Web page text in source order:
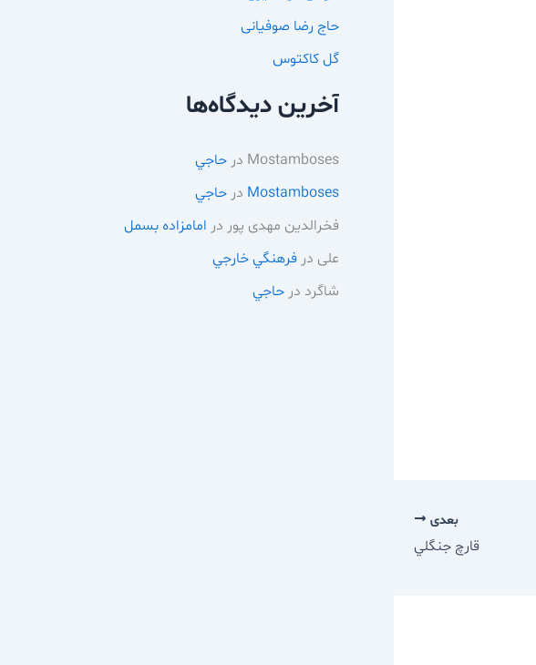
بعدی
قارچ جنگلي
حاج رضا صوفیانی
گل کاکتوس
آخرین دیدگاه‌ها
Mostamboses در حاجي
Mostamboses در حاجي
فخرالدین مهدی پور در امامزاده بسمل
علی در فرهنگي خارجي
شاگرد در حاجي